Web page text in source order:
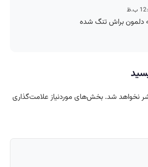
دلمون براش تنگ شده
نخواهد شد. بخش‌های موردنیاز علامت‌گذاری